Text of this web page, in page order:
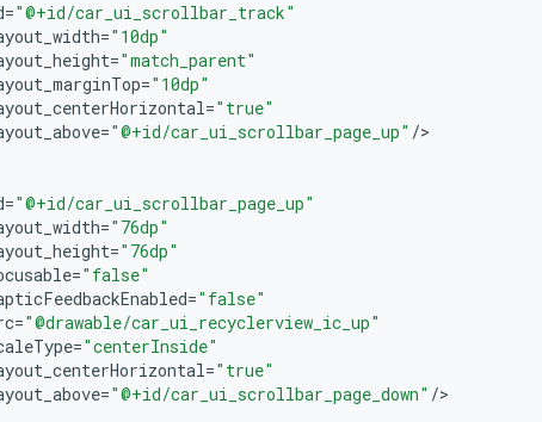
="@+id/car_ui_scrollbar_track"
="10dp"
="match_parent"
="10dp"
="true"
="@+id/car_ui_scrollbar_page_up" />
="@+id/car_ui_scrollbar_page_up"
="76dp"
="76dp"
="false"
="false"
="@drawable/car_ui_recyclerview_ic_up"
="centerInside"
="true"
="@+id/car_ui_scrollbar_page_down" />